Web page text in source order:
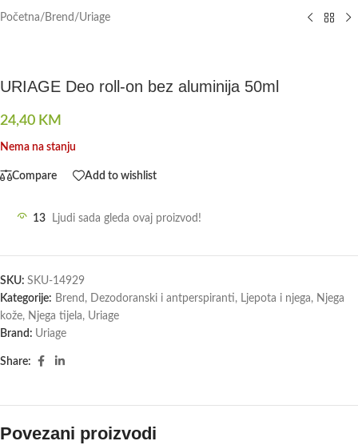
Početna/ Brend /Uriage
URIAGE Deo roll-on bez aluminija 50ml
24,40 KM
Nema na stanju
Compare Add to wishlist
13 Ljudi sada gleda ovaj proizvod!
SKU: SKU-14929
Kategorije: Brend , Dezodoranski i antperspiranti, Ljepota i njega, Njega
kože, Njega tijela, Uriage
Brand: Uriage
Share:
Povezani proizvodi